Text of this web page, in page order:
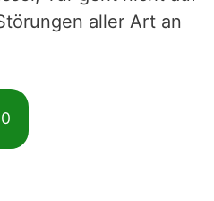
aller Art an